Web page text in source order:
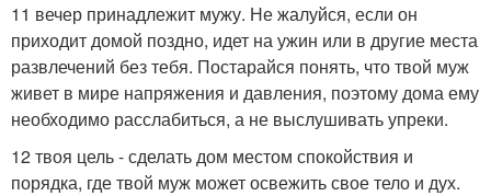
11 вечер принадлежит мужу. Не жалуйся, если он
приходит домой поздно, идет на ужин или в другие места
развлечений без тебя. Постарайся понять, что твой муж
живет в мире напряжения и давления, поэтому дома ему
необходимо расслабиться, а не выслушивать упреки.
12 твоя цель - сделать дом местом спокойствия и
порядка, где твой муж может освежить свое тело и дух.